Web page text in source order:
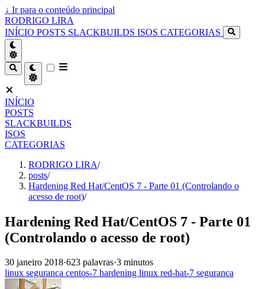
↓ Ir para o conteúdo principal
RODRIGO LIRA
INÍCIO POSTS SLACKBUILDS ISOS CATEGORIAS
INÍCIO
POSTS
SLACKBUILDS
ISOS
CATEGORIAS
RODRIGO LIRA/
posts/
Hardening Red Hat/CentOS 7 - Parte 01 (Controlando o
acesso de root)/
Hardening Red Hat/CentOS 7 - Parte 01
(Controlando o acesso de root)
30 janeiro 2018·623 palavras·3 minutos
linux seguranca centos-7 hardening linux red-hat-7 seguranca